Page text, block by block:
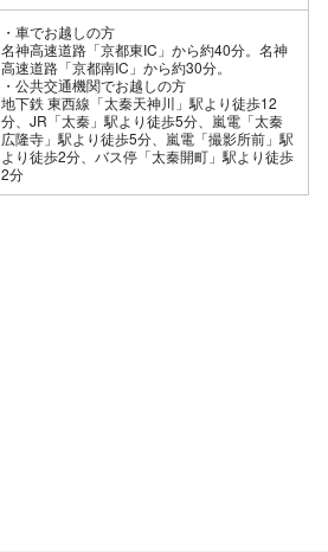
車でお越しの方
名神高速道路「京都東IC」から約40分。名神
高速道路「京都南IC」から約30分。
公共交通機関でお越しの方
地下鉄 東西線「太秦天神川」駅より徒歩12
分、JR「太秦」駅より徒歩5分、嵐電「太秦
広隆寺」駅より徒歩5分、嵐電「撮影所前」駅
より徒歩2分、バス停「太秦開町」駅より徒歩
2分